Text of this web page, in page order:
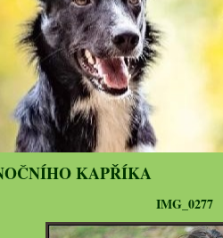
KAPŘÍKA
IMG_0277